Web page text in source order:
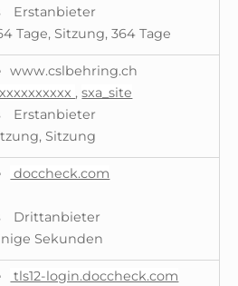
Erstanbieter
Tage, Sitzung, 364 Tage
www.cslbehring.ch
,sxa_site
Erstanbieter
Sitzung
doccheck.com
Drittanbieter
Sekunden
tls12-login.doccheck.com